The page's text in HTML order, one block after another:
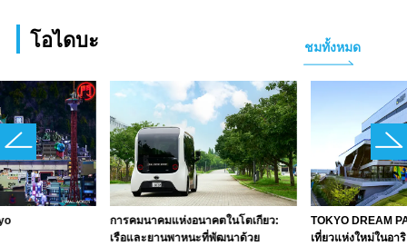
โอไดบะ ชมทั้งหมด
การคมนาคมแห่งอนาคตในโตเกียว:
เรือและยานพาหนะที่พัฒนาด้วย
TOKYO DREAM
เที่ยวแห่งใหม่ในอา